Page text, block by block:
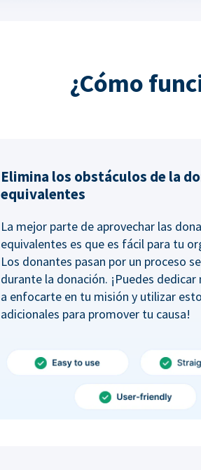
¿Cómo
Elimina los obstáculos de la
equivalentes
La mejor parte de aprovechar las
equivalentes es que es fácil para tu
Los donantes pasan por un proceso
durante la donación. ¡Puedes
a enfocarte en tu misión y utilizar
adicionales para promover tu causa!